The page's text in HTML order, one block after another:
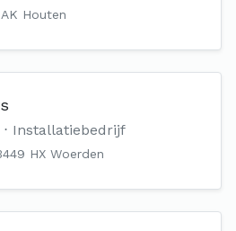
Houten
Installatiebedrijf
HX Woerden